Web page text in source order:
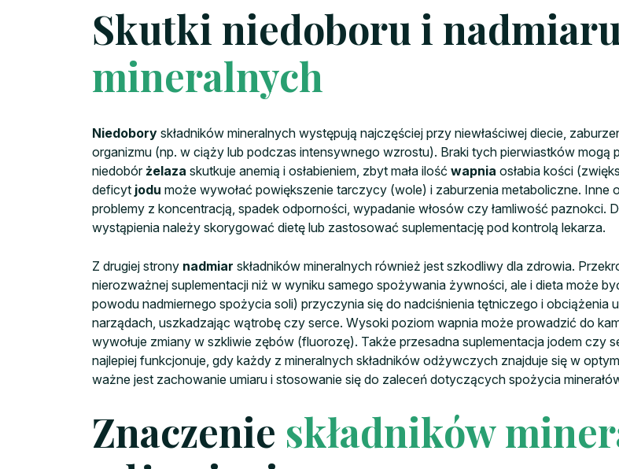
Skutki niedoboru i nadmiaru
mineralnych
Niedobory składników mineralnych występują najczęściej przy niewłaściwej diecie,
organizmu (np. w ciąży lub podczas intensywnego wzrostu). Braki tych pierwiastków
niedobór żelaza skutkuje anemią i osłabieniem, zbyt mała ilość wapnia osłabia kości
deficyt jodu może wywołać powiększenie tarczycy (wole) i zaburzenia metaboliczne. Inne
problemy z koncentracją, spadek odporności, wypadanie włosów czy łamliwość paznokci.
wystąpienia należy skorygować dietę lub zastosować suplementację pod kontrolą lekarza.
Z drugiej strony nadmiar składników mineralnych również jest szkodliwy dla zdrowia.
nierozważnej suplementacji niż w wyniku samego spożywania żywności, ale i dieta może
powodu nadmiernego spożycia soli) przyczynia się do nadciśnienia tętniczego i obciążenia
narządach, uszkadzając wątrobę czy serce. Wysoki poziom wapnia może prowadzić do
wywołuje zmiany w szkliwie zębów (fluorozę). Także przesadna suplementacja jodem czy
najlepiej funkcjonuje, gdy każdy z mineralnych składników odżywczych znajduje się w
ważne jest zachowanie umiaru i stosowanie się do zaleceń dotyczących spożycia
Znaczenie składników